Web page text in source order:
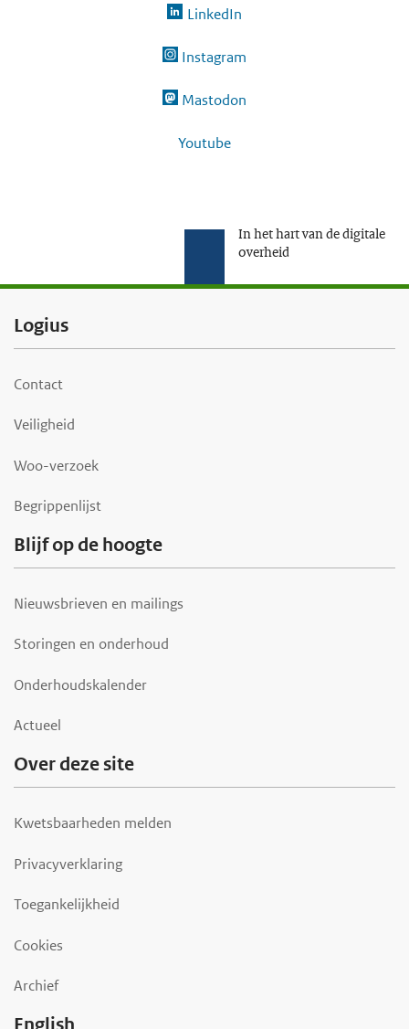
LinkedIn
Instagram
Mastodon
Youtube
In het hart van de digitale
overheid
F
o
o
e
r
Logius
Contact
Veiligheid
Woo-verzoek
Begrippenlijst
Blijf op de hoogte
Nieuwsbrieven en mailings
Storingen en onderhoud
Onderhoudskalender
Actueel
Over deze site
Kwetsbaarheden melden
Privacyverklaring
Toegankelijkheid
Cookies
Archief